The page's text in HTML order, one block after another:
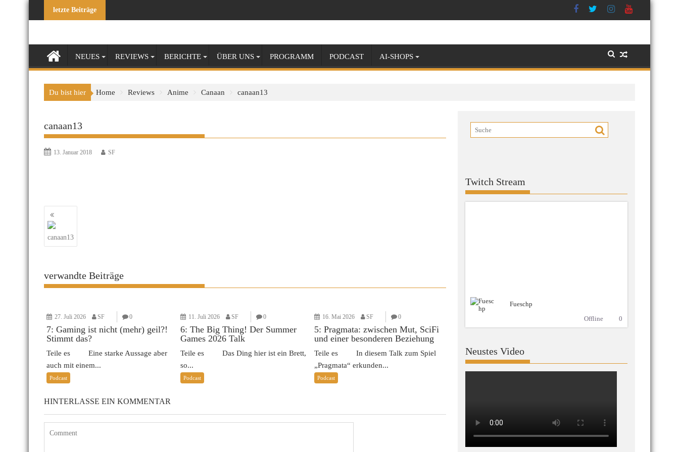
letzte Beiträge
NEUES REVIEWS BERICHTE ÜBER UNS PROGRAMM PODCAST AI-SHOPS
Du bist hier Home Reviews Anime Canaan canaan13
canaan13
13. Januar 2018 SF
Beitragsnavigation
canaan13
verwandte Beiträge
27. Juli 2026 SF 0
7: Gaming ist nicht (mehr) geil?!
Stimmt das?
Teile es Eine starke Aussage aber
auch mit einem...
Podcast
11. Juli 2026 SF 0
6: The Big Thing! Der Summer
Games 2026 Talk
Teile es Das Ding hier ist ein Brett,
so...
Podcast
16. Mai 2026 SF 0
5: Pragmata: zwischen Mut, SciFi
und einer besonderen Beziehung
Teile es In diesem Talk zum Spiel
„Pragmata“ erkunden...
Podcast
HINTERLASSE EIN KOMMENTAR
Twitch Stream
Fueschp
Offline
0
Neustes Video